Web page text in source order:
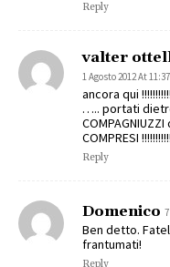
Reply
valter
1 Agosto 2012 At
ancora qui
….. portati
COMPRESI
Reply
Domenico
Ben detto.
frantumati!
Reply